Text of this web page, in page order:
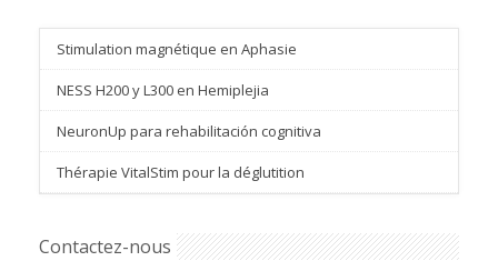
Stimulation magnétique en Aphasie
NESS H200 y L300 en Hemiplejia
NeuronUp para rehabilitación cognitiva
Thérapie VitalStim pour la déglutition
Contactez-nous